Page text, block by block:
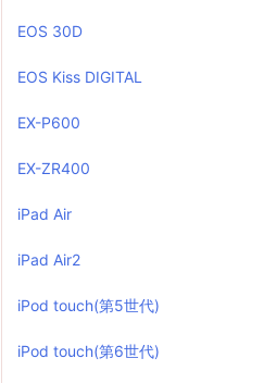
EOS 30D
EOS Kiss DIGITAL
EX-P600
EX-ZR400
iPad Air
iPad Air2
iPod touch(第5世代)
iPod touch(第6世代)